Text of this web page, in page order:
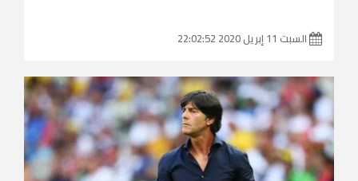
السبت 11 إبريل 2020 22:02:52